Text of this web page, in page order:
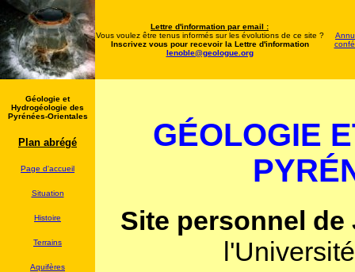
Lettre d'information par email :
Vous voulez être tenus informés sur les évolutions de ce site ?
Inscrivez vous pour recevoir la Lettre d'information
lenoble@geologue.org
Géologie et
Hydrogéologie des
Pyrénées-Orientales
Plan abrégé
Page d'accueil
Situation
Histoire
Terrains
Aquifères
GÉOLOGIE
Site personnel de